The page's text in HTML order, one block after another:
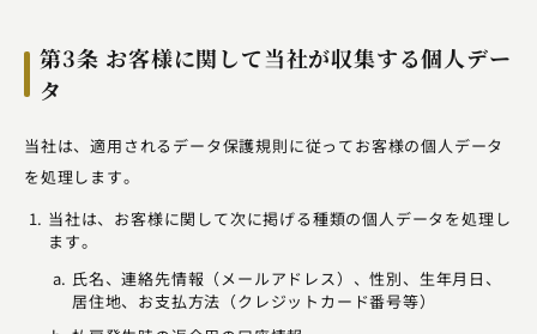
第3条 お客様に関して当社が収集する個人デー
タ
当社は、適用されるデータ保護規則に従ってお客様の個人データ
を処理します。
当社は、お客様に関して次に掲げる種類の個人データを処理し
ます。
氏名、連絡先情報（メールアドレス）、性別、生年月日、
居住地、お支払方法（クレジットカード番号等）